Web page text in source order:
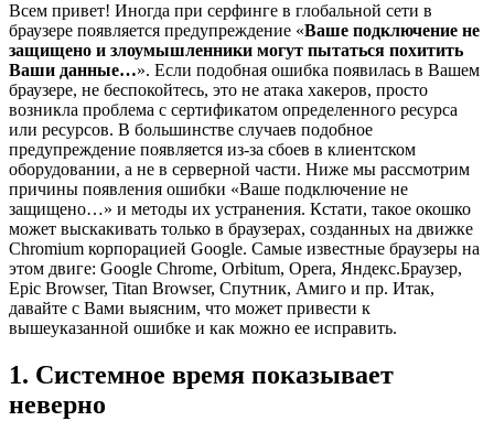
Всем привет! Иногда при серфинге в глобальной сети в
браузере появляется предупреждение «Ваше подключение не
защищено и злоумышленники могут пытаться похитить
Ваши данные…». Если подобная ошибка появилась в Вашем
браузере, не беспокойтесь, это не атака хакеров, просто
возникла проблема с сертификатом определенного ресурса
или ресурсов. В большинстве случаев подобное
предупреждение появляется из-за сбоев в клиентском
оборудовании, а не в серверной части. Ниже мы рассмотрим
причины появления ошибки «Ваше подключение не
защищено…» и методы их устранения. Кстати, такое окошко
может выскакивать только в браузерах, созданных на движке
Chromium корпорацией Google. Самые известные браузеры на
этом двиге: Google Chrome, Orbitum, Opera, Яндекс.Браузер,
Epic Browser, Titan Browser, Спутник, Амиго и пр. Итак,
давайте с Вами выясним, что может привести к
вышеуказанной ошибке и как можно ее исправить.
1. Системное время показывает
неверно